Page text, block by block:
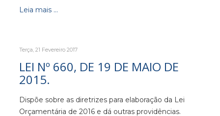
Leia mais ...
Terça, 21 Fevereiro 2017
LEI Nº 660, DE 19 DE MAIO DE
2015.
Dispõe sobre as diretrizes para elaboração da Lei
Orçamentária de 2016 e dá outras providências.